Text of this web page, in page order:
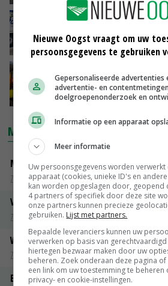
ForFarmers boekt 50,7
22-03-2016
Eerste maisuitlevering
gestart
01-02-2016
MARKTPRIJZEN
Magere melkpoeder
Zuivel weekprijzen
Volle melkpoeder
Zuivel weekprijzen
Weipoeder
Zuivel weekprijzen
Boeren Gouda 12 kg
Nieuwe Oogst vraagt om uw
persoonsgegevens te gebruiken
Gepersonaliseerde advertenties
advertentie- en
doelgroepenonderzoek en
Informatie op een apparaat
Meer informatie
Uw persoonsgegevens worden
apparaat (cookies, unieke ID's en
kan worden opgeslagen door,
4 partners of specifiek door deze site
onze partners kunnen precieze
gebruiken. Lijst met partners.
Bepaalde leveranciers kunnen uw
verwerken op basis van
hiertegen bezwaar maken door uw
beheren. Zoek onderaan deze pagina
een link om uw toestemming te beheren
privacy- en cookie-instellingen.